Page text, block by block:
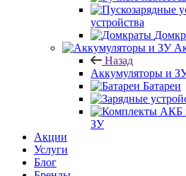
устройства
Назад
Аккумуляторы и
Батареи
ЗУ
Акции
Услуги
Блог